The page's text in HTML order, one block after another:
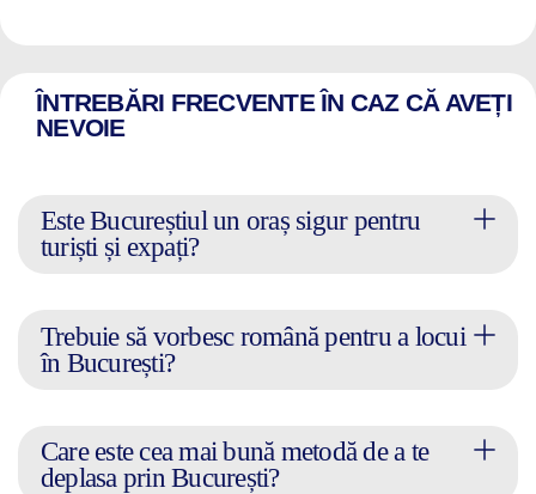
ÎNTREBĂRI FRECVENTE ÎN CAZ CĂ AVEȚI
NEVOIE
Este Bucureștiul un oraș sigur pentru
turiști și expați?
Trebuie să vorbesc română pentru a locui
în București?
Care este cea mai bună metodă de a te
deplasa prin București?